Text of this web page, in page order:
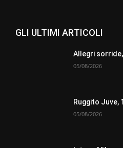
GLI ULTIMI ARTICOLI
Allegri sorride,
05/08/2026
Ruggito Juve,
05/08/2026